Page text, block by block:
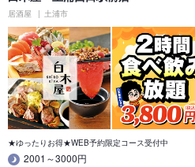
居酒屋 土浦市
★ゆったりお得★WEB予約限定コース受付中
2001～3000円